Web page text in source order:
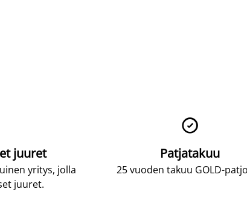
juuret
yritys, jolla
juuret.

Patjatakuu
25 vuoden takuu GOLD-